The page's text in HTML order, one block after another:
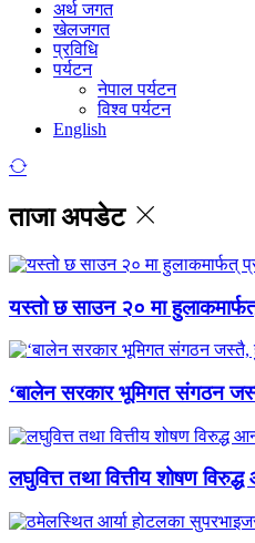
अर्थ जगत
खेलजगत
प्रविधि
पर्यटन
नेपाल पर्यटन
विश्व पर्यटन
English
ताजा अपडेट
यस्तो छ साउन २० मा हुलाकमार्फत्
‘बालेन सरकार भूमिगत संगठन
लघुवित्त तथा वित्तीय शोषण